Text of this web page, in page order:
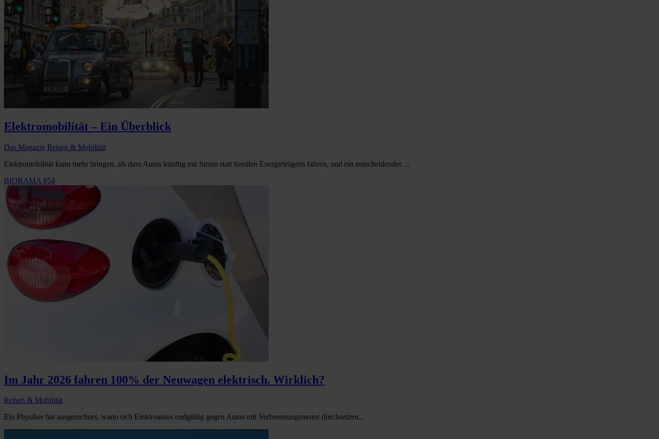
Elektromobilität – Ein Überblick
Das Magazin Reisen & Mobilität
Elektromobilität kann mehr bringen, als dass Autos künftig mit Strom statt fossilen Energieträgern fahren, und ein entscheidender ...
BIORAMA #54
Im Jahr 2026 fahren 100% der Neuwagen elektrisch. Wirklich?
Reisen & Mobilität
Ein Physiker hat ausgerechnet, wann sich Elektroautos endgültig gegen Autos mit Verbrennungsmotor durchsetzen...